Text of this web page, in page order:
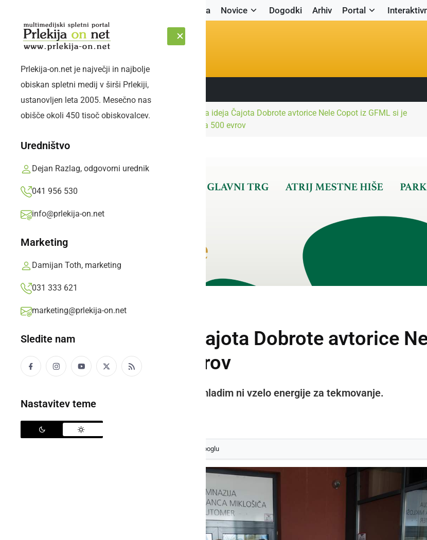
Naslovnica Novice Dogodki Arhiv Portal
ČETRTEK, 6. AVGUST 2026 Sledite nam:
Prlekija-on.net je največji in najbolje
obiskan spletni medij v širši Prlekiji,
ustanovljen leta 2005. Mesečno nas
obišče okoli 450 tisoč obiskovalcev.
Uredništvo
Dejan Razlag, odgovorni urednik
041 956 530
info@prlekija-on.net
Marketing
Damijan Toth, marketing
031 333 621
marketing@prlekija-on.net
Sledite nam
Nastavitev teme
Naslovnica
Kultura in
Poslovna ideja Čajota Dobrote avtorice Nele Copot iz GFML si je
prislužila 500 evrov
KULTURA IN IZOBRAŽEVANJE
Poslovna ideja Čajota Dobrote avtorice
prislužila 500 evrov
POPRI 2021: Šolanje od doma mladim ni vzelo energije za tekmovanje.
kot svoj prednostni vir na Googlu